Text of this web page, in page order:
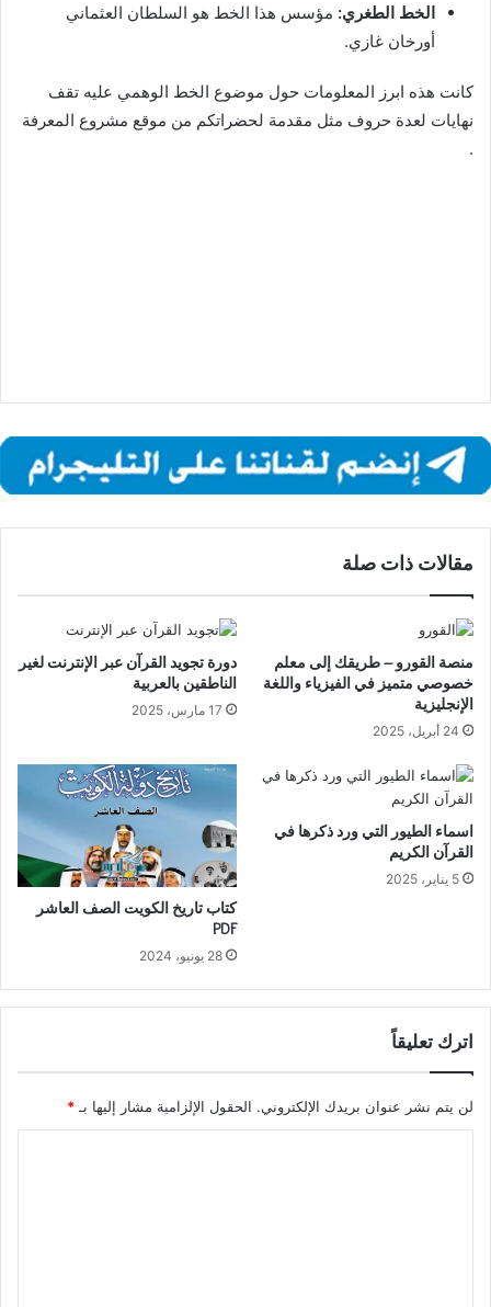
الخط الطغري: مؤسس هذا الخط هو السلطان العثماني
أورخان غازي.
كانت هذه ابرز المعلومات حول موضوع الخط الوهمي عليه تقف
نهايات لعدة حروف مثل مقدمة لحضراتكم من موقع مشروع المعرفة
.
مقالات ذات صلة
منصة القورو – طريقك إلى معلم
خصوصي متميز في الفيزياء واللغة
الإنجليزية
24 أبريل، 2025
دورة تجويد القرآن عبر الإنترنت لغير
الناطقين بالعربية
17 مارس، 2025
اسماء الطيور التي ورد ذكرها في
القرآن الكريم
5 يناير، 2025
كتاب تاريخ الكويت الصف العاشر
PDF
28 يونيو، 2024
اترك تعليقاً
لن يتم نشر عنوان بريدك الإلكتروني. الحقول الإلزامية مشار إليها بـ*